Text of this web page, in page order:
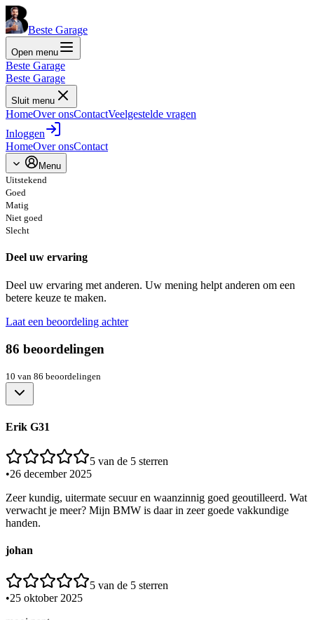
Beste Garage
Open menu
Beste Garage
Beste Garage
Sluit menu
HomeOver onsContactVeelgestelde vragen
Inloggen
HomeOver onsContact
Menu
Uitstekend
Goed
Matig
Niet goed
Slecht
Deel uw ervaring
Deel uw ervaring met anderen. Uw mening helpt anderen om een
betere keuze te maken.
Laat een beoordeling achter
86 beoordelingen
10 van 86 beoordelingen
Erik G31
5 van de 5 sterren
•26 december 2025
Zeer kundig, uitermate secuur en waanzinnig goed geoutilleerd. Wat
verwacht je meer? Mijn BMW is daar in zeer goede vakkundige
handen.
johan
5 van de 5 sterren
•25 oktober 2025